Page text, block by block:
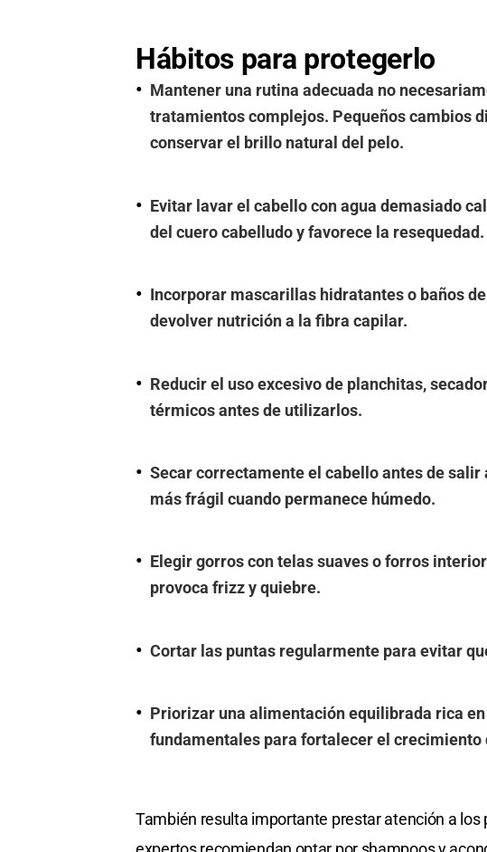
Hábitos para protegerlo
Mantener una rutina adecuada no
tratamientos complejos. Pequeños cambios
conservar el brillo natural del pelo.
Evitar lavar el cabello con agua demasiado
del cuero cabelludo y favorece la resequedad.
Incorporar mascarillas hidratantes o baños
devolver nutrición a la fibra capilar.
Reducir el uso excesivo de planchitas,
térmicos antes de utilizarlos.
Secar correctamente el cabello antes de
más frágil cuando permanece húmedo.
Elegir gorros con telas suaves o forros
provoca frizz y quiebre.
Cortar las puntas regularmente para evitar
Priorizar una alimentación equilibrada rica
fundamentales para fortalecer el crecimiento
También resulta importante prestar atención a